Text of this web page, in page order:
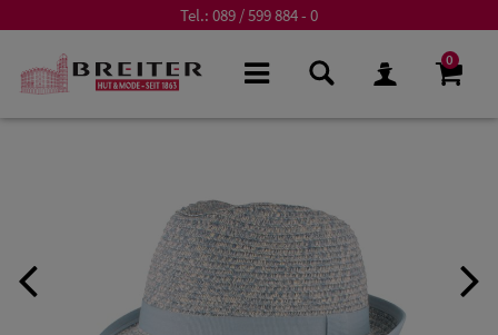
Tel.: 089 / 599 884 - 0
0